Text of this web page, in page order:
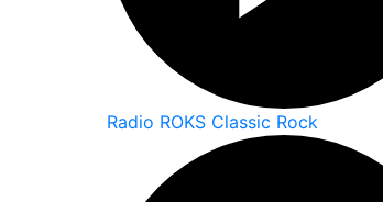
Radio ROKS Classic Rock